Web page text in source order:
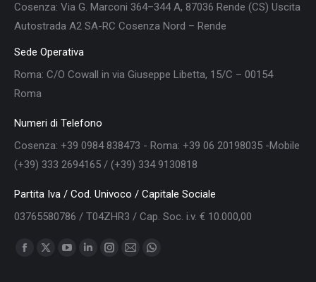
Cosenza: Via G. Marconi 364–344 A, 87036 Rende (CS) Uscita
Autostrada A2 SA-RC Cosenza Nord – Rende
Sede Operativa
Roma: C/O Cowall in via Giuseppe Libetta, 15/C – 00154
Roma
Numeri di Telefono
Cosenza: +39 0984 838473 - Roma: +39 06 20198035 -Mobile
(+39) 333 2694165 / (+39) 334 9130818
Partita Iva / Cod. Univoco / Capitale Sociale
03765580786 / T04ZHR3 / Cap. Soc. i.v. € 10.000,00
Find us on:
Facebook
X
YouTubeLinkedinInstagram
Mail Whatsapp